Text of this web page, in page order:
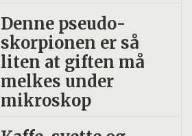
Denne pseudo­
skorpionen er så
liten at giften må
melkes under
mikroskop